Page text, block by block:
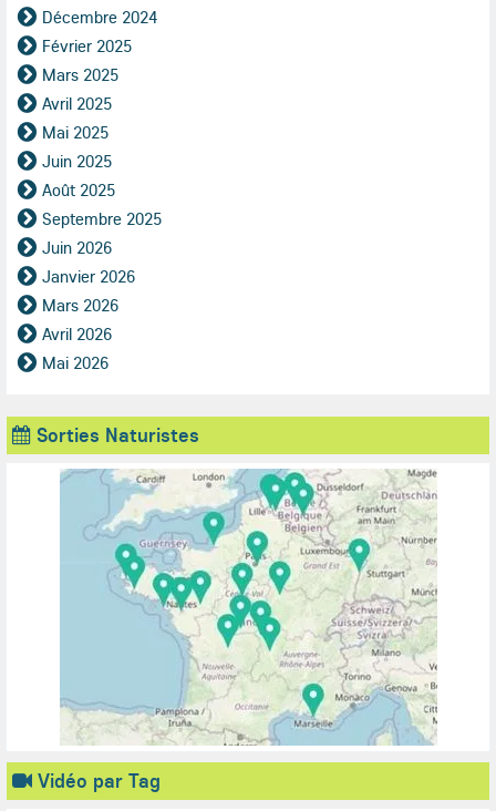
Décembre 2024
Février 2025
Mars 2025
Avril 2025
Mai 2025
Juin 2025
Août 2025
Septembre 2025
Juin 2026
Janvier 2026
Mars 2026
Avril 2026
Mai 2026
Sorties Naturistes
Vidéo par Tag